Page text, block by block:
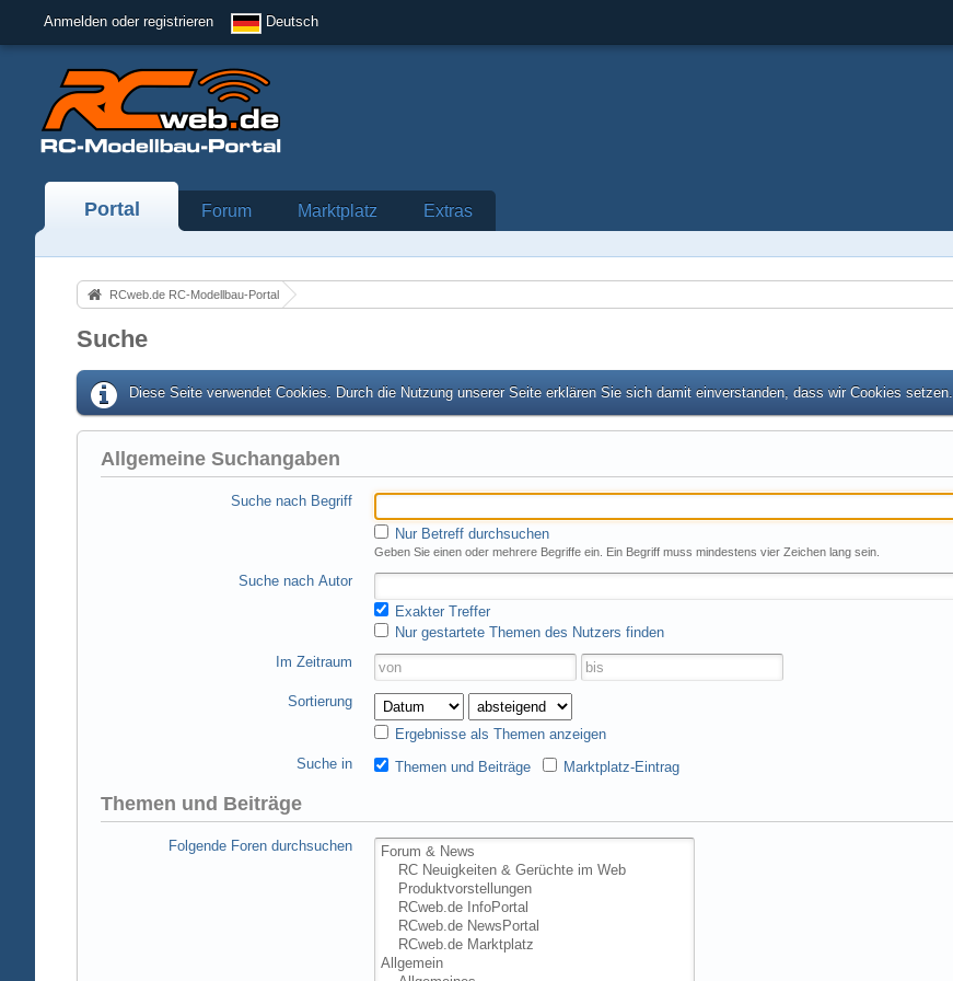
Anmelden oder registrieren Deutsch
Portal Forum Marktplatz Extras
RCweb.de RC-Modellbau-Portal
Suche
Diese Seite verwendet Cookies. Durch die Nutzung unserer Seite erklären Sie sich damit einverstanden, dass wir Cookies setzen.
Allgemeine Suchangaben
Suche nach Begriff
Nur Betreff durchsuchen
Geben Sie einen oder mehrere Begriffe ein. Ein Begriff muss mindestens vier Zeichen lang sein.
Suche nach Autor
Exakter Treffer
Nur gestartete Themen des Nutzers finden
Im Zeitraum
Sortierung
Ergebnisse als Themen anzeigen
Suche in
Themen und Beiträge Marktplatz-Eintrag
Themen und Beiträge
Folgende Foren durchsuchen